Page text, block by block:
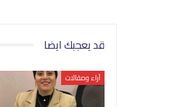
قد يعجبك ايضا
آراء ومقالات